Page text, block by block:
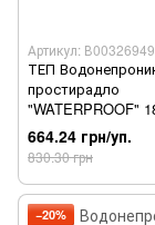
Артикул: В00326949
ТЕП
простирадло
"WATERPROOF"
(бамбук),,
664.24 грн/уп.
830.30 грн
−20%